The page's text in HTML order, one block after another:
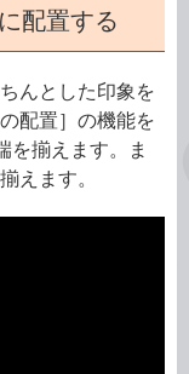
配置する
んとした印象を
配置］の機能を
を揃えます。ま
えます。